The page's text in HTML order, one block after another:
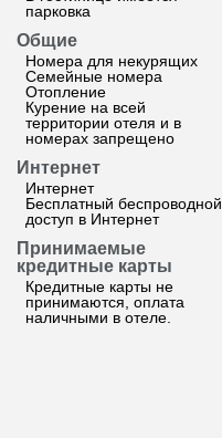
парковка
Общие
Номера для некурящих
Семейные номера
Отопление
Курение на всей
территории отеля и в
номерах запрещено
Интернет
Интернет
Бесплатный беспроводной
доступ в Интернет
Принимаемые
кредитные карты
Кредитные карты не
принимаются, оплата
наличными в отеле.